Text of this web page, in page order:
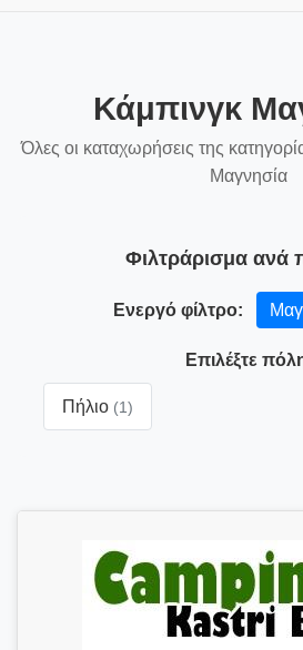
Κάμπινγκ
Όλες οι καταχωρήσεις της
Μαγνησία
Φιλτράρισμα ανά
Ενεργό φίλτρο:
Επιλέξτε
Πήλιο (1)